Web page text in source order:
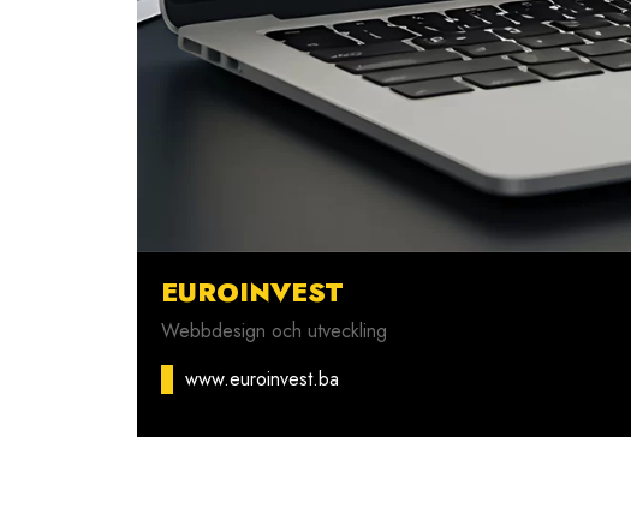
EUROINVEST
Webbdesign och utveckling
www.euroinvest.ba